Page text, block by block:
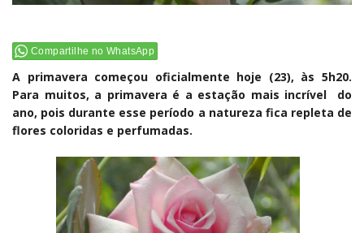
Compartilhe no WhatsApp
A primavera começou oficialmente hoje (23), às 5h20.
Para muitos, a primavera é a estação mais incrível do
ano, pois durante esse período a natureza fica repleta de
flores coloridas e perfumadas.